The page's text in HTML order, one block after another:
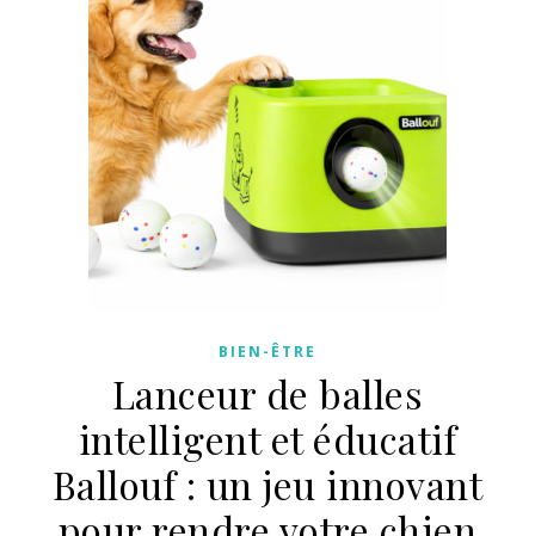
BIEN-ÊTRE
Lanceur de balles
intelligent et éducatif
Ballouf : un jeu innovant